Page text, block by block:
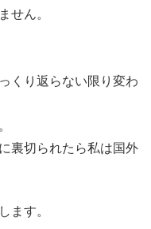
せん。
くり返らない限り変わ
裏切られたら私は国外
ます。